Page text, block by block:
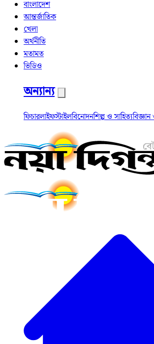
বাংলাদেশ
আন্তর্জাতিক
খেলা
অর্থনীতি
মতামত
ভিডিও
অন্যান্য
ফিচারলাইফস্টাইলবিনোদনশিল্প ও সাহিত্য